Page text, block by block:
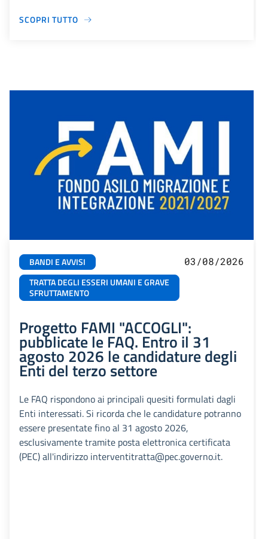
SCOPRI TUTTO
BANDI E AVVISI
TRATTA DEGLI ESSERI UMANI E GRAVE
SFRUTTAMENTO
03/08/2026
Progetto FAMI "ACCOGLI":
pubblicate le FAQ. Entro il 31
agosto 2026 le candidature degli
Enti del terzo settore
Le FAQ rispondono ai principali quesiti formulati dagli
Enti interessati. Si ricorda che le candidature potranno
essere presentate fino al 31 agosto 2026,
esclusivamente tramite posta elettronica certificata
(PEC) all'indirizzo interventitratta@pec.governo.it.